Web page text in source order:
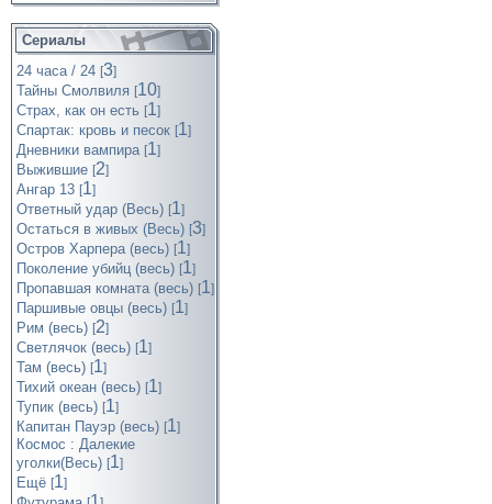
Сериалы
24 часа / 24 [3]
Тайны Смолвиля [10]
Страх, как он есть [1]
Спартак: кровь и песок [1]
Дневники вампира [1]
Выжившие [2]
Ангар 13 [1]
Ответный удар (Весь) [1]
Остаться в живых (Весь) [3]
Остров Харпера (весь) [1]
Поколение убийц (весь) [1]
Пропавшая комната (весь) [1]
Паршивые овцы (весь) [1]
Рим (весь) [2]
Светлячок (весь) [1]
Там (весь) [1]
Тихий океан (весь) [1]
Тупик (весь) [1]
Капитан Пауэр (весь) [1]
Космос : Далекие
уголки(Весь) [1]
Ещё [1]